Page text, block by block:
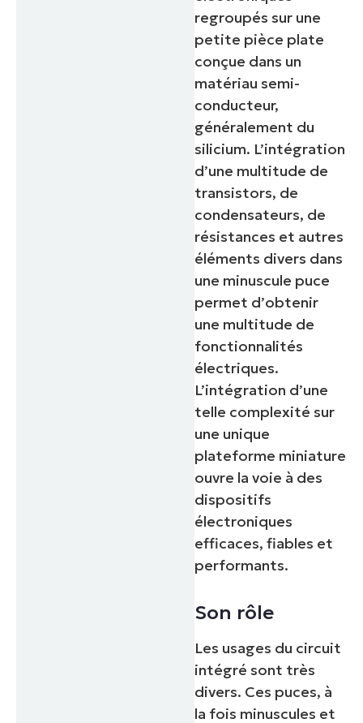
regroupés sur une
petite pièce plate
conçue dans un
matériau semi-
conducteur,
généralement du
silicium. L’intégration
d’une multitude de
transistors, de
condensateurs, de
résistances et autres
éléments divers dans
une minuscule puce
permet d’obtenir
une multitude de
fonctionnalités
électriques.
L’intégration d’une
telle complexité sur
une unique
plateforme miniature
ouvre la voie à des
dispositifs
électroniques
efficaces, fiables et
performants.
Son rôle
Les usages du circuit
intégré sont très
divers. Ces puces, à
la fois minuscules et